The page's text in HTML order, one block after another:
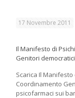
17 Novembre 2011
Il Manifesto di
Genitori
Scarica Il
Coordinamento
psicofarmaci sui